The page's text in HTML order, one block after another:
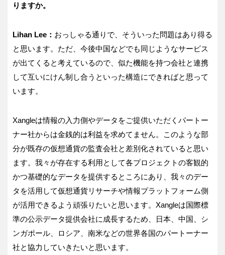
りますか。
Lihan Lee： おっしゃる通りで、そういった問題はあり得る
と思います。ただ、今後中国などでも同じようなサービス
が出てくると考えているので、似た機能を持つ会社と連携
して互いにけん制し合うといった構造にできればと思って
います。
Xangleは情報の入力側やデータをご提供いただくパートー
ナー社からは金銭的は利益を求めてません。このような部
分が既存の仮想通貨の監査会社と差別化されていると思い
ます。我々が存在する利用として各プロジェクトの客観的
かつ基礎的なデータを提供するところにあり、我々のデー
タを活用して仮想通貨リサーチや情報プラットフォーム側
が活用できるよう頑張りたいと思います。Xangleは国際標
準の公示データ提供会社に成長するため、日本、中国、シ
ンガポール、ロシア、南米などの世界各国のパートーナー
社と協力していきたいと思います。